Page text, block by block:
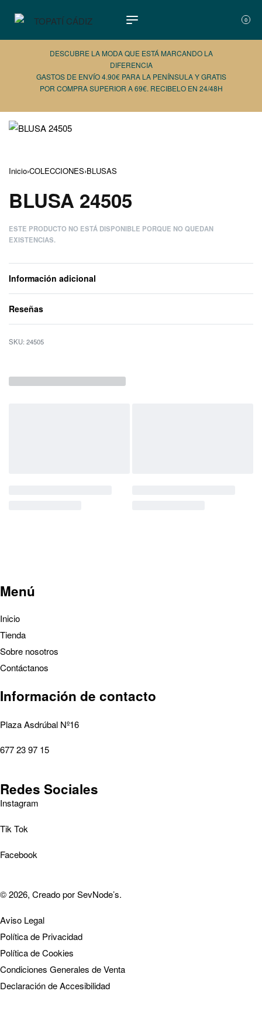
0
DESCUBRE LA MODA QUE ESTÁ MARCANDO LA
DIFERENCIA
GASTOS DE ENVÍO 4.90€ PARA LA PENÍNSULA Y GRATIS
POR COMPRA SUPERIOR A 69€. RECIBELO EN 24/48H
Inicio›COLECCIONES›BLUSAS
BLUSA 24505
ESTE PRODUCTO NO ESTÁ DISPONIBLE PORQUE NO QUEDAN
EXISTENCIAS.
Información adicional
Reseñas
24505
Menú
Inicio
Tienda
Sobre nosotros
Contáctanos
Información de contacto
Plaza Asdrúbal Nº16
677 23 97 15
Redes Sociales
Instagram
Tik Tok
Facebook
© 2026, Creado porSevNode’s.
Aviso Legal
Política de Privacidad
Política de Cookies
Condiciones Generales de Venta
Declaración de Accesibilidad